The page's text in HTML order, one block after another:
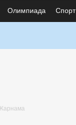
Олимпиада